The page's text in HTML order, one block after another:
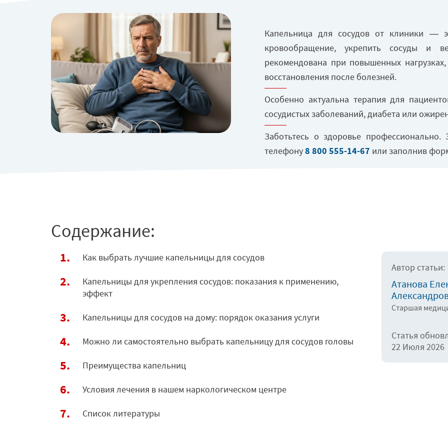
Капельница для сосудов от клиники —
кровообращение, укрепить сосуды и
рекомендована при повышенных
восстановления после болезней.
Особенно актуальна терапия для
сосудистых заболеваний, диабета или
Заботьтесь о здоровье
телефону8 800 555-14-67 или заполнив
Содержание:
Как выбрать лучшие капельницы для сосудов
Капельницы для укрепления сосудов: показания к применению,
эффект
Капельницы для сосудов на дому: порядок оказания услуги
Можно ли самостоятельно выбрать капельницу для сосудов головы
Преимущества капельниц
Условия лечения в нашем наркологическом центре
Список литературы
Автор статьи:
Атанова
Старшая
Статья
22 Июля 2026